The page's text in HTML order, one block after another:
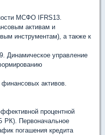
МСФО IFRS13.
активам и
инструментам), а также к
Динамическое управление
активов.
процентной
РК). Первоначальное
погашения кредита